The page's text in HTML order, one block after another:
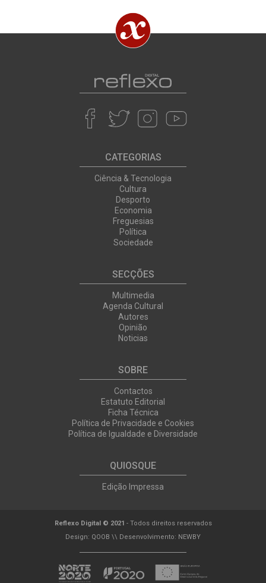
CATEGORIAS
Ciência & Tecnologia
Cultura
Desporto
Economia
Freguesias
Política
Sociedade
SECÇÕES
Multimedia
Agenda Cultural
Autores
Opinião
Noticias
SOBRE
Contactos
Estatuto Editorial
Ficha Técnica
Política de Privacidade e Cookies
Política de Igualdade e Diversidade
QUIOSQUE
Edição Impressa
Reflexo Digital © 2021 - Todos direitos reservados
Design: QOOB \\ Desenvolvimento: NEWBY